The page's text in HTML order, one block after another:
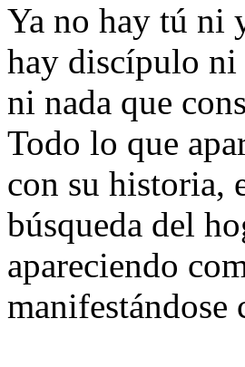
Ya no hay tú ni
hay discípulo ni
ni nada que
Todo lo que
con su historia,
búsqueda del
apareciendo
manifestándose